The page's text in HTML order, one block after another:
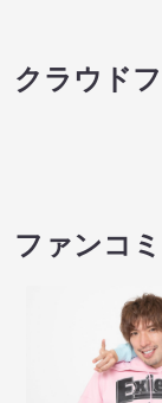
クラウド
ファンコ